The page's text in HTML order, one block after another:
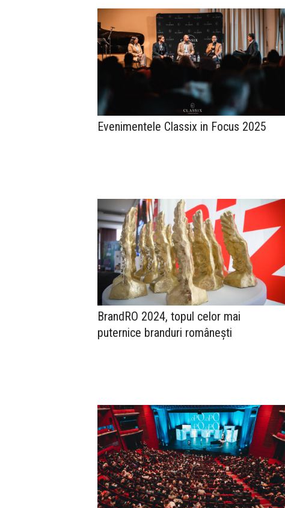
Evenimentele Classix in Focus 2025
BrandRO 2024, topul celor mai
puternice branduri românești